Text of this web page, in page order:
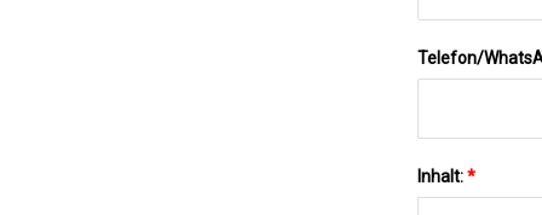
Telefon/
Inhalt:*